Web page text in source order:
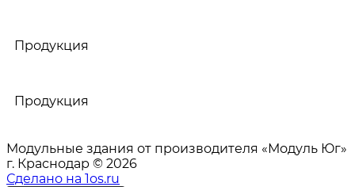
Продукция
Продукция
Модульные здания от производителя «Модуль Юг»
г. Краснодар © 2026
Сделано на 1os.ru